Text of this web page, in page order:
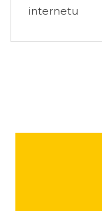
internetu